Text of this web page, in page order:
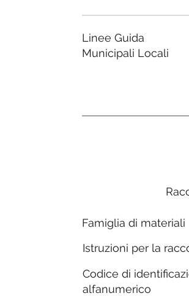
Linee Guida
Municipali Locali
Famiglia di materiali
Istruzioni per la
Codice di
alfanumerico